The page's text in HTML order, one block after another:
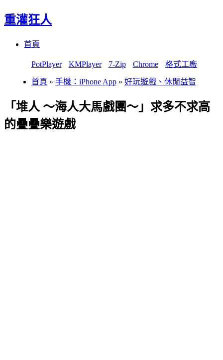
重灌狂人
首頁
PotPlayer KMPlayer 7-Zip Chrome 格式工廠
首頁 » 手機：iPhone App » 好玩遊戲、休閒益智
「堆人 ～海人大馬戲團～」求多不求高
的疊疊樂遊戲